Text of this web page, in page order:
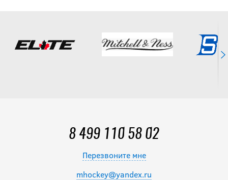
8 499 110 58 02
Перезвоните мне
mhockey@yandex.ru